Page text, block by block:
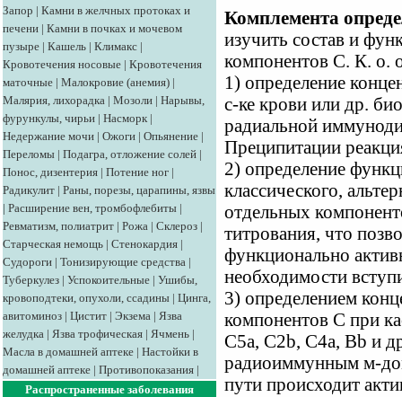
Запор | Камни в желчных протоках и
печени | Камни в почках и мочевом
пузыре | Кашель | Климакс |
Кровотечения носовые | Кровотечения
маточные | Малокровие (анемия) |
Малярия, лихорадка | Мозоли | Нарывы,
фурункулы, чирьи | Насморк |
Недержание мочи | Ожоги | Опьянение |
Переломы | Подагра, отложение солей |
Понос, дизентерия | Потение ног |
Радикулит | Раны, порезы, царапины, язвы
| Расширение вен, тромбофлебиты |
Ревматизм, полиатрит | Рожа | Склероз |
Старческая немощь | Стенокардия |
Судороги | Тонизирующие средства |
Туберкулез | Успокоительные | Ушибы,
кровоподтеки, опухоли, ссадины | Цинга,
авитоминоз | Цистит | Экзема | Язва
желудка | Язва трофическая | Ячмень |
Масла в домашней аптеке | Настойки в
домашней аптеке | Противопоказания |
Распространенные заболевания
Комплемента
изучить состав и
компонентов С. К. о.
1) определение
с-ке крови или др.
радиальной
Преципитации
2) определение
классического,
отдельных
титрования, что
функционально
необходимости
3) определением
компонентов С при
С5а, C2b, C4a, Bb и
радиоиммунным м-
пути происходит